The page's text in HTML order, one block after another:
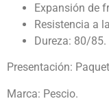
Expansión de
Resistencia a
Dureza: 80/85.
Presentación:
Marca: Pescio.